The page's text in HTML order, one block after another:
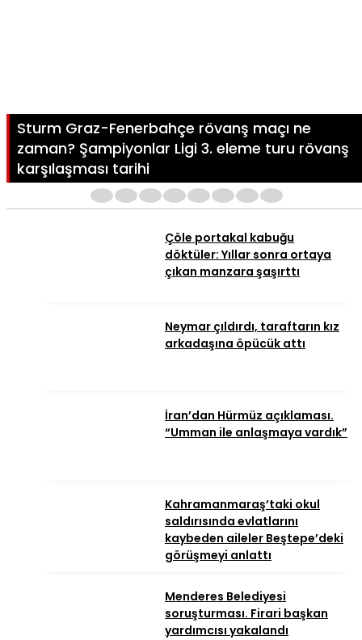
Sturm Graz-Fenerbahçe rövanş maçı ne
zaman? Şampiyonlar Ligi 3. eleme turu rövanş
karşılaşması tarihi
Çöle portakal kabuğu
döktüler: Yıllar sonra ortaya
çıkan manzara şaşırttı
Neymar çıldırdı, taraftarın kız
arkadaşına öpücük attı
İran’dan Hürmüz açıklaması.
“Umman ile anlaşmaya vardık”
Kahramanmaraş’taki okul
saldırısında evlatlarını
kaybeden aileler Beştepe’deki
görüşmeyi anlattı
Menderes Belediyesi
soruşturması. Firari başkan
yardımcısı yakalandı